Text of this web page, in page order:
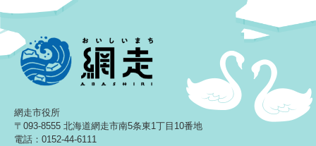
網走市役所
〒093-8555 北海道網走市南5条東1丁目10番地
電話：0152-44-6111